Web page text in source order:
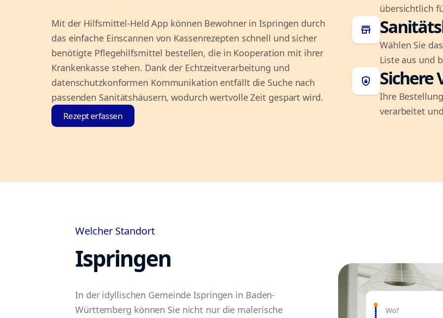
Mit der Hilfsmittel-Held App können Bewohner in Ispringen durch
das einfache Einscannen von Kassenrezepten schnell und sicher
benötigte Pflegehilfsmittel bestellen, die in Kooperation mit ihrer
Krankenkasse stehen. Dank der Echtzeitverarbeitung und
datenschutzkonformen Kommunikation entfällt die Suche nach
passenden Sanitätshäusern, wodurch wertvolle Zeit gespart wird.
Rezept erfassen
übersichtlich
store
Wählen Sie
Liste aus und
shield_lock Sichere
Ihre
verarbeitet
Welcher Standort
Ispringen
In der idyllischen Gemeinde Ispringen in Baden-
Württemberg können Sie nicht nur die malerische
Wo?